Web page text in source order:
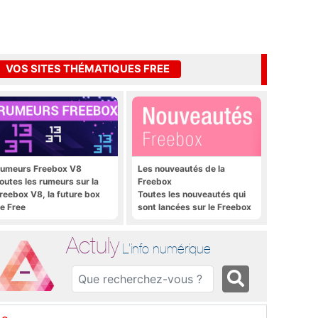
VOS SITES THÉMATIQUES FREE
Freebox V8
les rumeurs sur la
V8, la future box
Free
Les nouveautés de la
Freebox
Toutes les nouveautés qui
sont lancées sur le Freebox
Actuly L'info numérique